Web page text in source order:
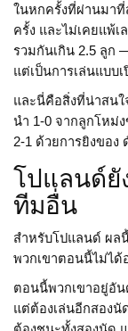
ในหกครั้งที่ผ่านมา
ครั้ง และไม่เคยแพ้
รวมกันเกิน 2.5 ลูก
แต่เป็นการเล่นแบบเ
และนี่คือสิ่งที่น่าสน
นำ 1-0 จากลูกโหม่
2-1 ด้วยการยิงของ
โปแลนด์ยั
ทีมอื่น
สำหรับโปแลนด์ ผล
พวกเขาตอนนี้ไม่ได้
ตอนนี้พวกเขาอยู่อั
แต่ต้องเล่นอีกสองนั